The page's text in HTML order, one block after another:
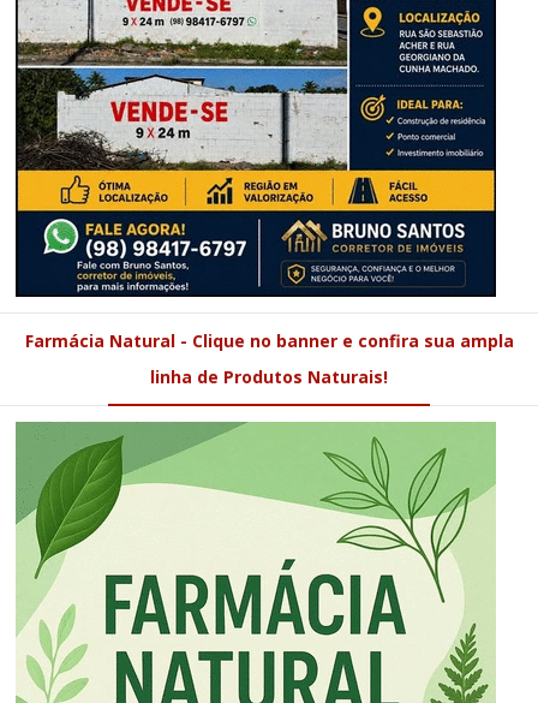
Farmácia Natural - Clique no banner e confira sua ampla
linha de Produtos Naturais!